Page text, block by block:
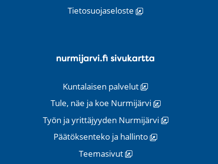
Tietosuojaseloste
nurmijarvi.fi sivukartta
Kuntalaisen palvelut
Tule, näe ja koe Nurmijärvi
Työn ja yrittäjyyden Nurmijärvi
Päätöksenteko ja hallinto
Teemasivut